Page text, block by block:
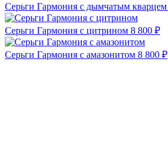
Серьги Гармония с дымчатым кварцем
Серьги Гармония с цитрином 8 800 ₽
Серьги Гармония с амазонитом 8 800 ₽